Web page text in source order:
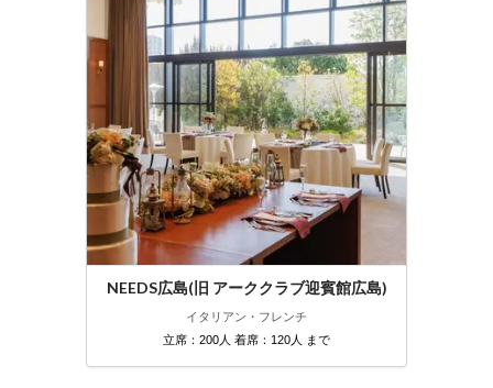
NEEDS広島(旧 アーククラブ迎賓館広島)
イタリアン・フレンチ
立席：200人 着席：120人 まで